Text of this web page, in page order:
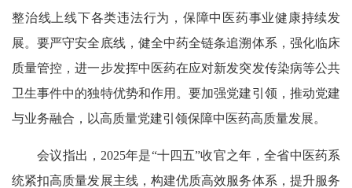
整治线上线下各类违法行为，保障中医药事业健康持续发
展。要严守安全底线，健全中药全链条追溯体系，强化临床
质量管控，进一步发挥中医药在应对新发突发传染病等公共
卫生事件中的独特优势和作用。要加强党建引领，推动党建
与业务融合，以高质量党建引领保障中医药高质量发展。
会议指出，2025年是“十四五”收官之年，全省中医药系
统紧扣高质量发展主线，构建优质高效服务体系，提升服务